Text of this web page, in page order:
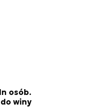
osób.
winy